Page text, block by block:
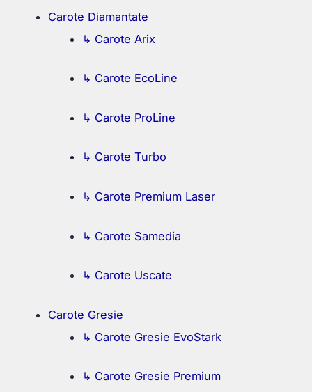
Carote Diamantate
↳ Carote Arix
↳ Carote EcoLine
↳ Carote ProLine
↳ Carote Turbo
↳ Carote Premium Laser
↳ Carote Samedia
↳ Carote Uscate
Carote Gresie
↳ Carote Gresie EvoStark
↳ Carote Gresie Premium